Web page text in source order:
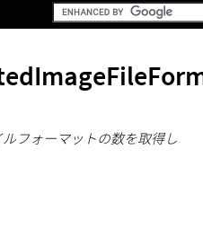
フォーマットの数を取得し